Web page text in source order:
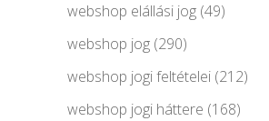
webshop elállási jog (49)
webshop jog (290)
webshop jogi feltételei (212)
webshop jogi háttere (168)